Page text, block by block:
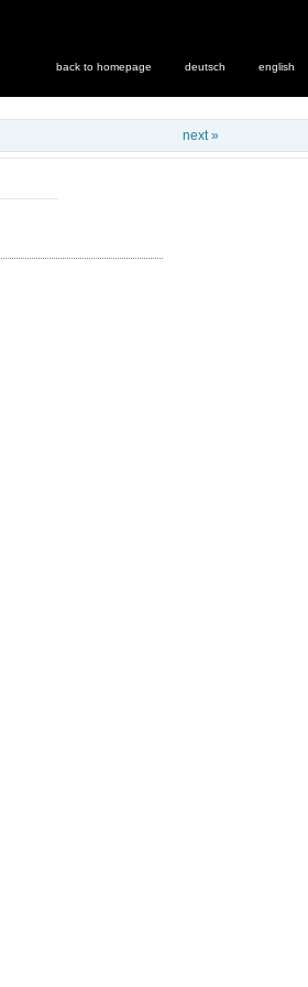
back to homepage deutsch english
next »